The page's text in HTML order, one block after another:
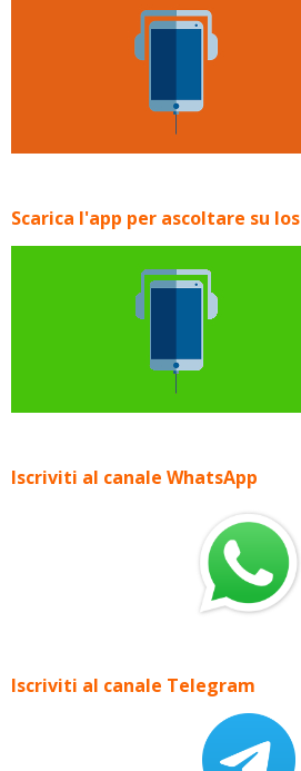
Scarica l'app per ascoltare su Ios
Iscriviti al canale WhatsApp
Iscriviti al canale Telegram